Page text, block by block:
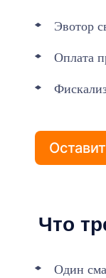
Эвотор
Оплата
Что
Один